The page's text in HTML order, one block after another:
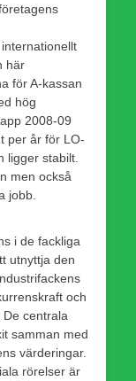
här
för A-kassan
hög
2008-09
per år för LO-
ligger stabilt.
men också
jobb.
i de fackliga
utnyttja den
och
centrala
samman med
värderingar.
rörelser är